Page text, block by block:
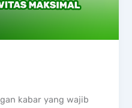
kabar yang wajib